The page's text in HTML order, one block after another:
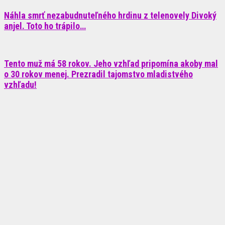
Náhla smrť nezabudnuteľného hrdinu z telenovely Divoký
anjel. Toto ho trápilo…
Tento muž má 58 rokov. Jeho vzhľad pripomína akoby mal
o 30 rokov menej. Prezradil tajomstvo mladistvého
vzhľadu!